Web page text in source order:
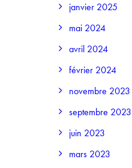
janvier 2025
mai 2024
avril 2024
février 2024
novembre 2023
septembre 2023
juin 2023
mars 2023